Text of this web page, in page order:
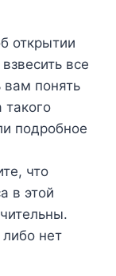
открытии
все
понять
подробное
что
в этой
нет